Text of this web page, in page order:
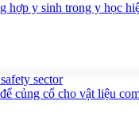
hợp y sinh trong y học
củng cố cho vật liệu